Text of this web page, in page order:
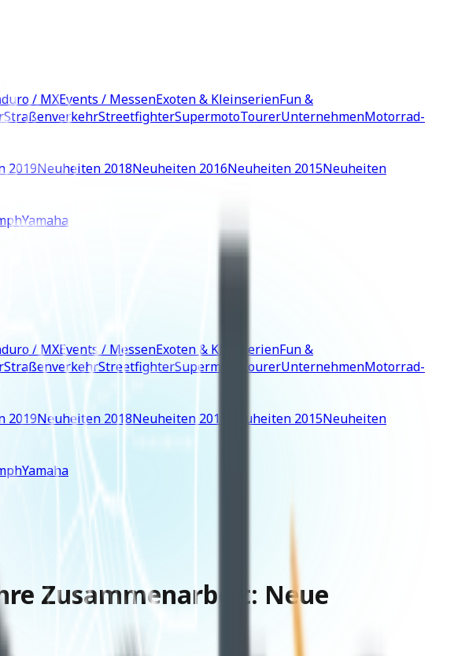
/ MXEvents / MessenExoten & KleinserienFun &
StraßenverkehrStreetfighterSupermotoTourerUnternehmenMotorrad-
2019Neuheiten 2018Neuheiten 2016Neuheiten 2015Neuheiten
Yamaha
/ MXEvents / MessenExoten & KleinserienFun &
StraßenverkehrStreetfighterSupermoto TourerUnternehmenMotorrad-
2019Neuheiten 2018Neuheiten 2016 Neuheiten 2015Neuheiten
Yamaha
Zusammenarbeit: Neue